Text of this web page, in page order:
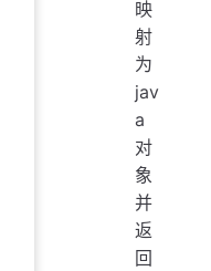
映
射
为
jav
a
对
象
并
返
回